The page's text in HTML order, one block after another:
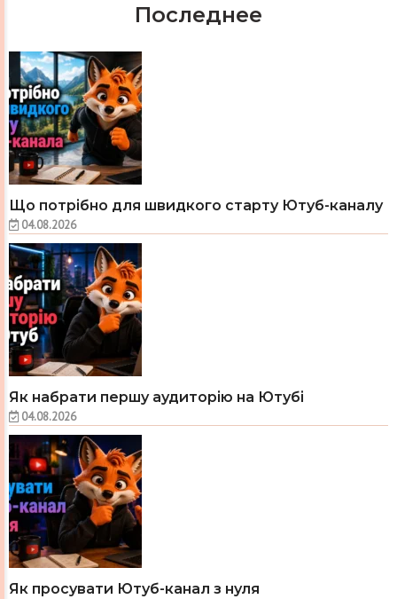
Последнее
Що потрібно для швидкого старту Ютуб-каналу
04.08.2026
Як набрати першу аудиторію на Ютубі
04.08.2026
Як просувати Ютуб-канал з нуля